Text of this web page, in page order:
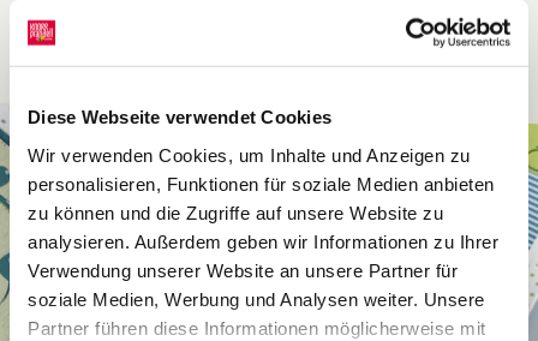
Diese Webseite verwendet Cookies
Wir verwenden Cookies, um Inhalte und Anzeigen zu
personalisieren, Funktionen für soziale Medien anbieten
zu können und die Zugriffe auf unsere Website zu
analysieren. Außerdem geben wir Informationen zu Ihrer
Verwendung unserer Website an unsere Partner für
soziale Medien, Werbung und Analysen weiter. Unsere
Partner führen diese Informationen möglicherweise mit